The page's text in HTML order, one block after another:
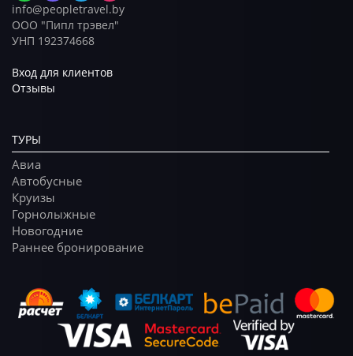
info@peopletravel.by
ООО "Пипл трэвел"
УНП 192374668
Вход для клиентов
Отзывы
ТУРЫ
Авиа
Автобусные
Круизы
Горнолыжные
Новогодние
Раннее бронирование